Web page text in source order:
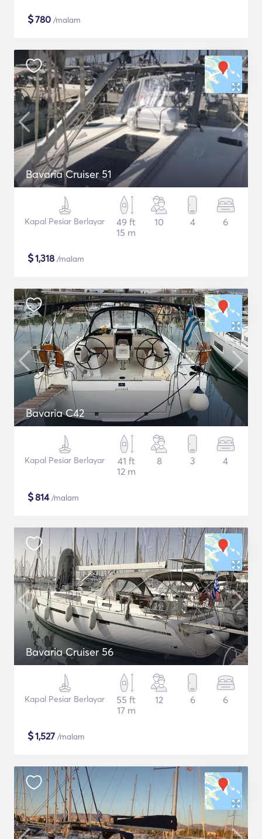
$780 /malam
Bavaria Cruiser 51
Kapal Pesiar Berlayar
49 ft
15 m
10 4 6
$1,318 /malam
Bavaria C42
Kapal Pesiar Berlayar
41 ft
12 m
8 3 4
$814/malam
Bavaria Cruiser 56
Kapal Pesiar Berlayar
55 ft
17 m
12 6 6
$1,527 /malam